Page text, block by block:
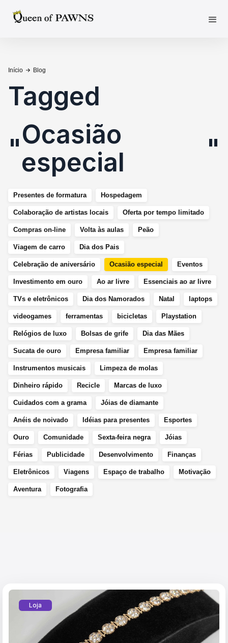
Início Blog
Tagged
"Ocasião
especial
"
Presentes de formatura Hospedagem
Colaboração de artistas locais Oferta por tempo limitado
Compras on-line Volta às aulas Peão
Viagem de carro Dia dos Pais
Celebração de aniversário Ocasião especial Eventos
Investimento em ouro Ao ar livre Essenciais ao ar livre
TVs e eletrônicos Dia dos Namorados Natal laptops
videogames ferramentas bicicletas Playstation
Relógios de luxo Bolsas de grife Dia das Mães
Sucata de ouro Empresa familiar Empresa familiar
Instrumentos musicais Limpeza de molas
Dinheiro rápido Recicle Marcas de luxo
Cuidados com a grama Jóias de diamante
Anéis de noivado Idéias para presentes Esportes
Ouro Comunidade Sexta-feira negra Jóias
Férias Publicidade Desenvolvimento Finanças
Eletrônicos Viagens Espaço de trabalho Motivação
Aventura Fotografia
Loja